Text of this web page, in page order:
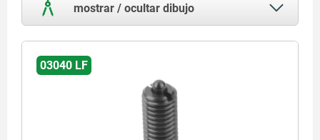
mostrar / ocultar dibujo
03040 LF